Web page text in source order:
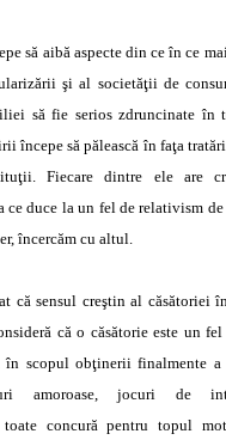
să aibă aspecte din ce în ce
şi al societăţii de
să fie serios zdruncinate în
începe să pălească în faţa
Fiecare dintre ele are
ce duce la un fel de relativism
încercăm cu altul.
că sensul creştin al căsătoriei
că o căsătorie este un
în scopul obţinerii finalmente a
amoroase, jocuri de
toate concură pentru topul